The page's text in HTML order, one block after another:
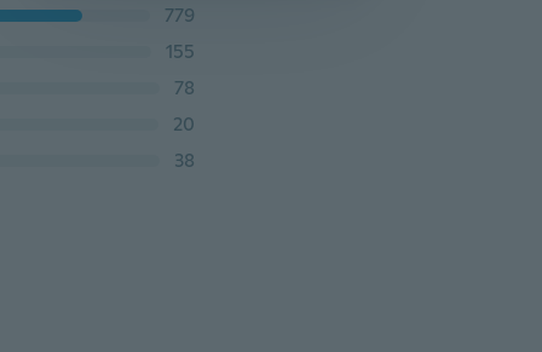
779
155
78
20
38